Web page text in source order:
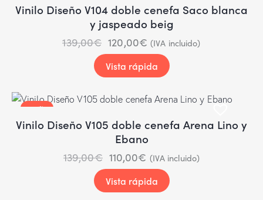
Vinilo Diseño V104 doble cenefa Saco blanca
y jaspeado beig
139,00€ 120,00€ (IVA incluido)
Vista rápida
-21%
Vinilo Diseño V105 doble cenefa Arena Lino y
Ebano
139,00€ 110,00€ (IVA incluido)
Vista rápida